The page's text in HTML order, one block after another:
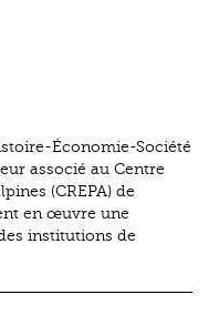
Économie-Société
associé au Centre
(CREPA) de
en œuvre une
institutions de